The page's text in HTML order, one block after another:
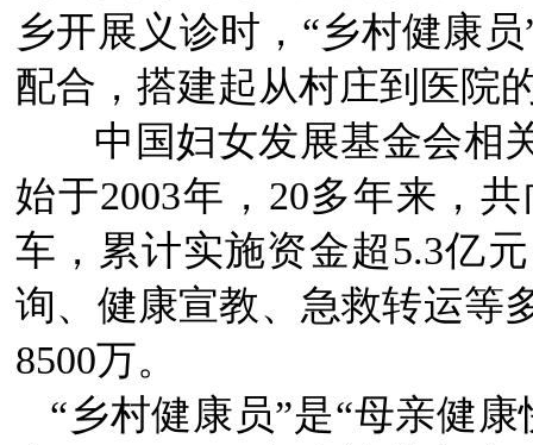
乡开展义诊时，“乡村健康
配合，搭建起从村庄到医院
中国妇女发展基金会相
始于2003年，20多年来，
车，累计实施资金超5.3亿
询、健康宣教、急救转运等
8500万。
“乡村健康员”是“母亲健